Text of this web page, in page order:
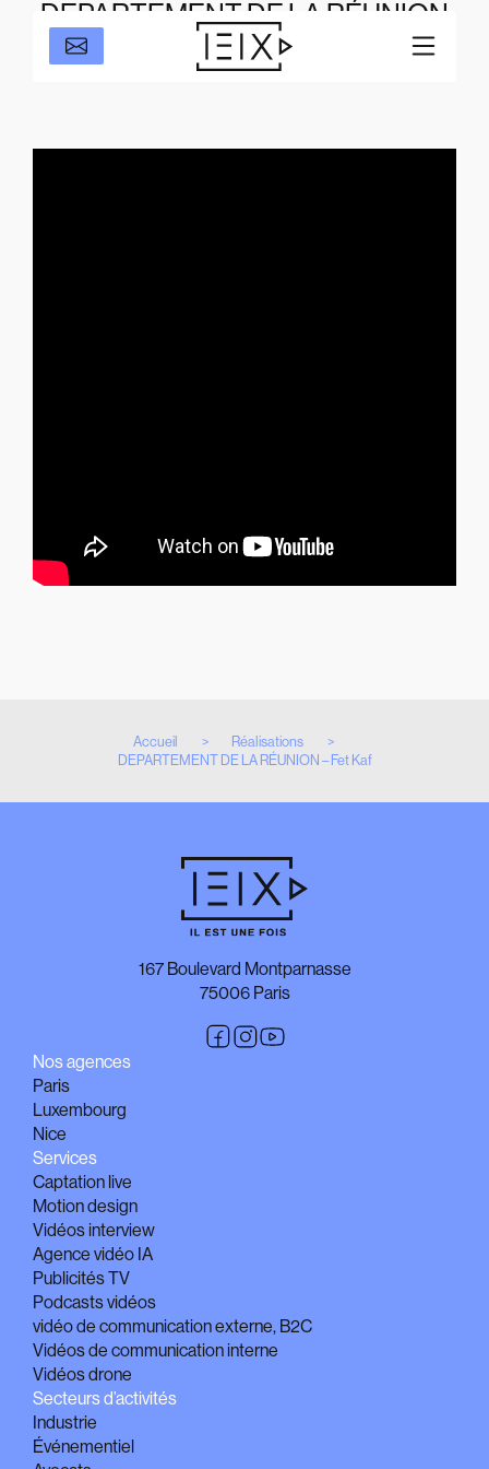
DEPARTEMENT DE LA RÉUNION
– Fet Kaf
Accueil
Réalisations
DEPARTEMENT DE LA RÉUNION – Fet Kaf
167 Boulevard Montparnasse
75006 Paris
Nos agences
Paris
Luxembourg
Nice
Services
Captation live
Motion design
Vidéos interview
Agence vidéo IA
Publicités TV
Podcasts vidéos
vidéo de communication externe, B2C
Vidéos de communication interne
Vidéos drone
Secteurs d’activités
Industrie
Événementiel